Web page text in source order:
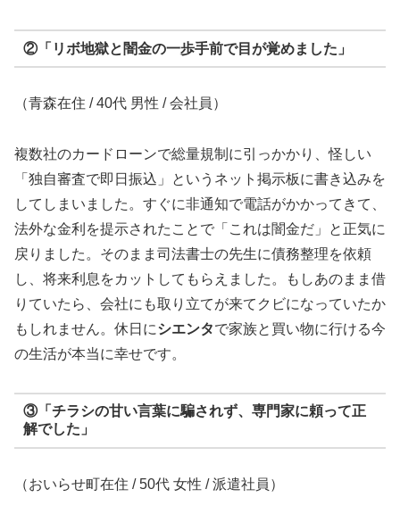
②「リボ地獄と闇金の一歩手前で目が覚めました」
（青森在住 / 40代 男性 / 会社員）
複数社のカードローンで総量規制に引っかかり、怪しい
「独自審査で即日振込」というネット掲示板に書き込みを
してしまいました。すぐに非通知で電話がかかってきて、
法外な金利を提示されたことで「これは闇金だ」と正気に
戻りました。そのまま司法書士の先生に債務整理を依頼
し、将来利息をカットしてもらえました。もしあのまま借
りていたら、会社にも取り立てが来てクビになっていたか
もしれません。休日にシエンタで家族と買い物に行ける今
の生活が本当に幸せです。
③「チラシの甘い言葉に騙されず、専門家に頼って正
解でした」
（おいらせ町在住 / 50代 女性 / 派遣社員）